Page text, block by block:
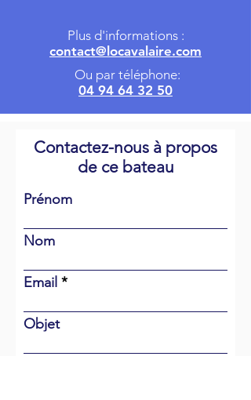
Plus d'informations :
contact@locavalaire.com
Ou par téléphone:
04 94 64 32 50
Contactez-nous à propos
de ce bateau
Prénom
Nom
Email
Objet